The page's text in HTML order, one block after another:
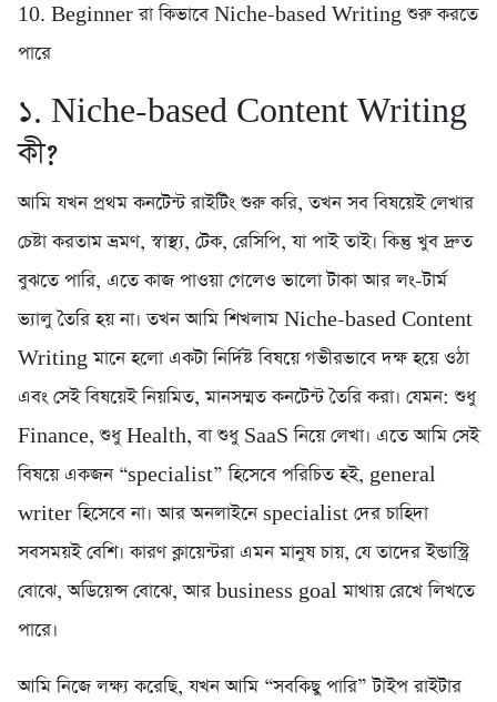
10. Beginner রা কিভাবে Niche-based Writing শুরু করতে
পারে
১. Niche-based Content Writing
কী?
আমি যখন প্রথম কনটেন্ট রাইটিং শুরু করি, তখন সব বিষয়েই লেখার
চেষ্টা করতাম ভ্রমণ, স্বাস্থ্য, টেক, রেসিপি, যা পাই তাই। কিন্তু খুব দ্রুত
বুঝতে পারি, এতে কাজ পাওয়া গেলেও ভালো টাকা আর লং-টার্ম
ভ্যালু তৈরি হয় না। তখন আমি শিখলাম Niche-based Content
Writing মানে হলো একটা নির্দিষ্ট বিষয়ে গভীরভাবে দক্ষ হয়ে ওঠা
এবং সেই বিষয়েই নিয়মিত, মানসম্মত কনটেন্ট তৈরি করা। যেমন: শুধু
Finance, শুধু Health, বা শুধু SaaS নিয়ে লেখা। এতে আমি সেই
বিষয়ে একজন “specialist” হিসেবে পরিচিত হই, general
writer হিসেবে না। আর অনলাইনে specialist দের চাহিদা
সবসময়ই বেশি। কারণ ক্লায়েন্টরা এমন মানুষ চায়, যে তাদের ইন্ডাস্ট্রি
বোঝে, অডিয়েন্স বোঝে, আর business goal মাথায় রেখে লিখতে
পারে।
আমি নিজে লক্ষ্য করেছি, যখন আমি “সবকিছু পারি” টাইপ রাইটার